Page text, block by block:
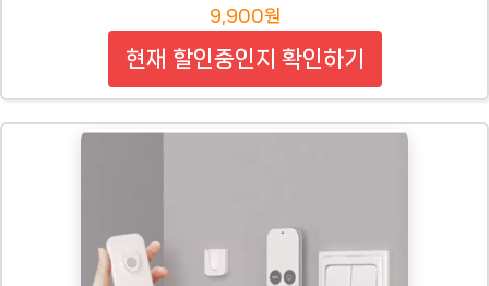
9,900원
현재 할인중인지 확인하기